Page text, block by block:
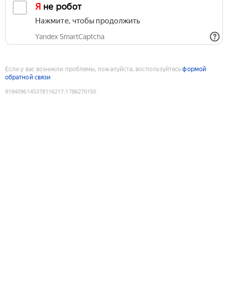
Я не робот
Нажмите, чтобы продолжить
Yandex SmartCaptcha
Если у вас возникли проблемы, пожалуйста, воспользуйтесьформой
обратной связи
9194096145378116217:1786270150